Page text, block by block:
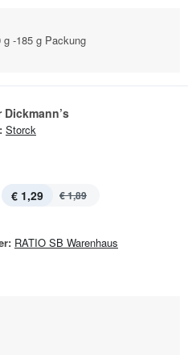
-185 g Packung
Dickmann’s
Storck
€ 1,29 € 1,89
RATIO SB Warenhaus